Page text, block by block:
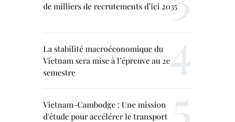
de milliers de recrutements d’ici 2035
La stabilité macroéconomique du
Vietnam sera mise à l’épreuve au 2e
semestre
Vietnam-Cambodge : Une mission
d'étude pour accélérer le transport